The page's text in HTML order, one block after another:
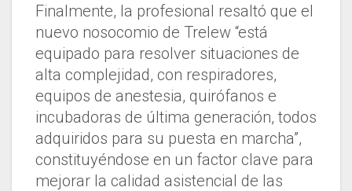
Finalmente, la profesional resaltó que el
nuevo nosocomio de Trelew “está
equipado para resolver situaciones de
alta complejidad, con respiradores,
equipos de anestesia, quirófanos e
incubadoras de última generación, todos
adquiridos para su puesta en marcha”,
constituyéndose en un factor clave para
mejorar la calidad asistencial de las